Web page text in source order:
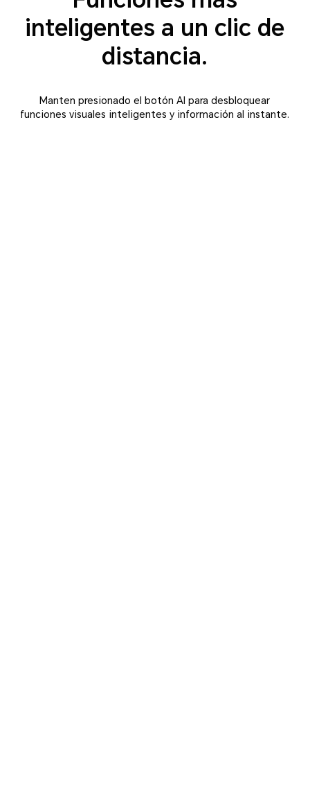
inteligentes a un clic de
distancia.
Manten presionado el botón AI para desbloquear
funciones visuales inteligentes y información al instante.